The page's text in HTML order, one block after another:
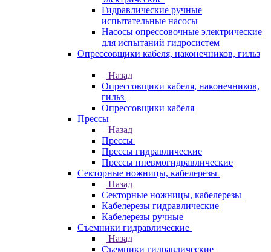
Гидравлические ручные
испытательные насосы
Насосы опрессовочные электрические
для испытаний гидросистем
Опрессовщики кабеля, наконечников, гильз
Назад
Опрессовщики кабеля, наконечников,
гильз
Опрессовщики кабеля
Прессы
Назад
Прессы
Прессы гидравлические
Прессы пневмогидравлические
Секторные ножницы, кабелерезы
Назад
Секторные ножницы, кабелерезы
Кабелерезы гидравлические
Кабелерезы ручные
Съемники гидравлические
Назад
Съемники гидравлические